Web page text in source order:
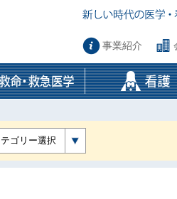
事業紹介
ゴリー選択